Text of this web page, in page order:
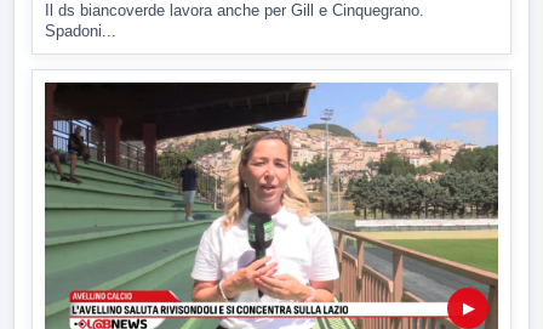
Il ds biancoverde lavora anche per Gill e Cinquegrano.
Spadoni...
▶